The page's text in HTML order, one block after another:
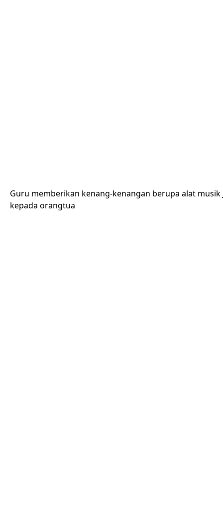
Guru memberikan kenang-kenangan berupa alat
kepada orangtua